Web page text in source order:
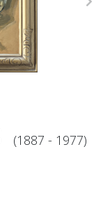
(1887 - 1977)